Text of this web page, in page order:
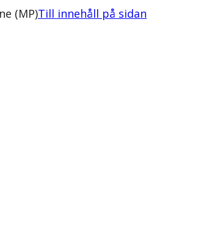
(MP)Till innehåll på sidan